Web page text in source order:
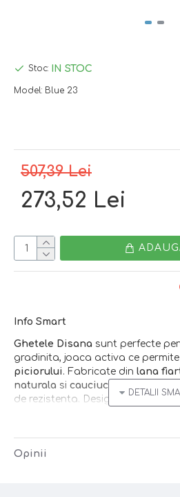
507,39 Lei
273,52 Lei
Stoc: IN STOC
Model: Blue 23
Info Smart
Ghetele Disana sunt perfecte
gradinita, joaca activa ce permite
piciorului . Fabricate din lana
naturala si cauciuc , ofera
de rezistenta. Designul cu
Smart tip: Stiai ca lana este
murdaria? Este suficient sa lasi
Opinii